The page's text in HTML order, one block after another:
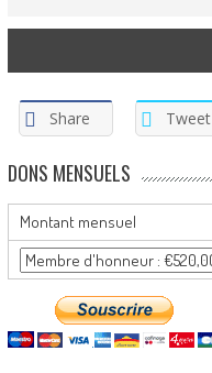
Share Tweet
DONS MENSUELS
Montant mensuel